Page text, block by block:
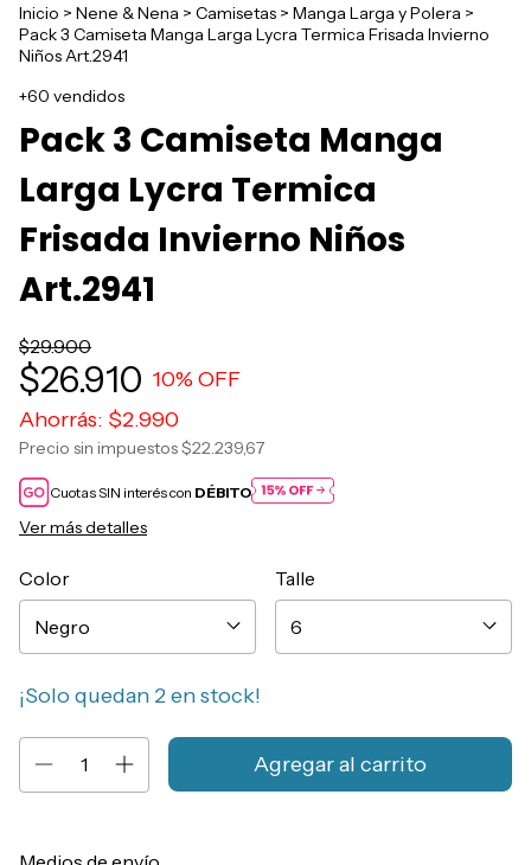
Inicio > Nene & Nena > Camisetas > Manga Larga y Polera >
Pack 3 Camiseta Manga Larga Lycra Termica Frisada Invierno
Niños Art.2941
+60 vendidos
Pack 3 Camiseta Manga
Larga Lycra Termica
Frisada Invierno Niños
Art.2941
$29.900
$26.910 10% OFF
Ahorrás: $2.990
Precio sin impuestos$22.239,67
Cuotas SIN interés con DÉBITO
Ver más detalles
Color Talle
¡Solo quedan 2en stock!
Entregas para el CP: